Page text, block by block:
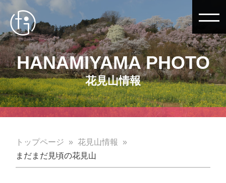
HANAMIYAMA PHOTO
花見山情報
トップページ
花見山情報
まだまだ見頃の花見山